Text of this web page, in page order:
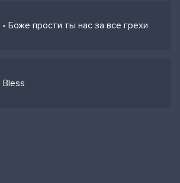
- Боже прости ты нас за все грехи
Bless